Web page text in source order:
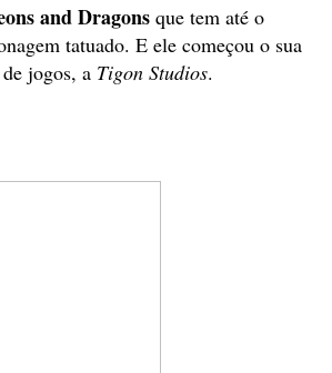
and Dragons que tem até o
tatuado. E ele começou o sua
jogos, a Tigon Studios.